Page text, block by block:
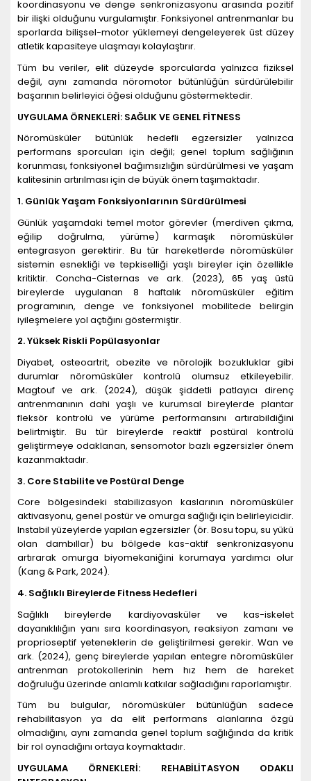
koordinasyonu ve denge senkronizasyonu arasında pozitif
bir ilişki olduğunu vurgulamıştır. Fonksiyonel antrenmanlar bu
sporlarda bilişsel-motor yüklemeyi dengeleyerek üst düzey
atletik kapasiteye ulaşmayı kolaylaştırır.
Tüm bu veriler, elit düzeyde sporcularda yalnızca fiziksel
değil, aynı zamanda nöromotor bütünlüğün sürdürülebilir
başarının belirleyici öğesi olduğunu göstermektedir.
UYGULAMA ÖRNEKLERİ: SAĞLIK VE GENEL FİTNESS
Nöromüsküler bütünlük hedefli egzersizler yalnızca
performans sporcuları için değil; genel toplum sağlığının
korunması, fonksiyonel bağımsızlığın sürdürülmesi ve yaşam
kalitesinin artırılması için de büyük önem taşımaktadır.
1. Günlük Yaşam Fonksiyonlarının Sürdürülmesi
Günlük yaşamdaki temel motor görevler (merdiven çıkma,
eğilip doğrulma, yürüme) karmaşık nöromüsküler
entegrasyon gerektirir. Bu tür hareketlerde nöromüsküler
sistemin esnekliği ve tepkiselliği yaşlı bireyler için özellikle
kritiktir. Concha-Cisternas ve ark. (2023), 65 yaş üstü
bireylerde uygulanan 8 haftalık nöromüsküler eğitim
programının, denge ve fonksiyonel mobilitede belirgin
iyileşmelere yol açtığını göstermiştir.
2. Yüksek Riskli Popülasyonlar
Diyabet, osteoartrit, obezite ve nörolojik bozukluklar gibi
durumlar nöromüsküler kontrolü olumsuz etkileyebilir.
Magtouf ve ark. (2024), düşük şiddetli patlayıcı direnç
antrenmanının dahi yaşlı ve kurumsal bireylerde plantar
fleksör kontrolü ve yürüme performansını artırabildiğini
belirtmiştir. Bu tür bireylerde reaktif postüral kontrolü
geliştirmeye odaklanan, sensomotor bazlı egzersizler önem
kazanmaktadır.
3. Core Stabilite ve Postüral Denge
Core bölgesindeki stabilizasyon kaslarının nöromüsküler
aktivasyonu, genel postür ve omurga sağlığı için belirleyicidir.
Instabil yüzeylerde yapılan egzersizler (ör. Bosu topu, su yükü
olan dambıllar) bu bölgede kas-aktif senkronizasyonu
artırarak omurga biyomekaniğini korumaya yardımcı olur
(Kang & Park, 2024).
4. Sağlıklı Bireylerde Fitness Hedefleri
Sağlıklı bireylerde kardiyovasküler ve kas-iskelet
dayanıklılığın yanı sıra koordinasyon, reaksiyon zamanı ve
proprioseptif yeteneklerin de geliştirilmesi gerekir. Wan ve
ark. (2024), genç bireylerde yapılan entegre nöromüsküler
antrenman protokollerinin hem hız hem de hareket
doğruluğu üzerinde anlamlı katkılar sağladığını raporlamıştır.
Tüm bu bulgular, nöromüsküler bütünlüğün sadece
rehabilitasyon ya da elit performans alanlarına özgü
olmadığını, aynı zamanda genel toplum sağlığında da kritik
bir rol oynadığını ortaya koymaktadır.
UYGULAMA ÖRNEKLERİ: REHABİLİTASYON ODAKLI